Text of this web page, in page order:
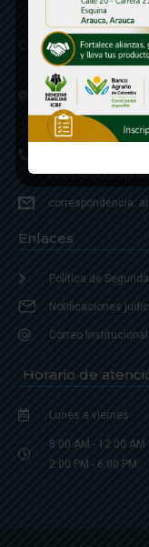
Contáctenos
Calle 20 - Carrera
Código postal
Linea de Servicio a
Linea
correspondencia:
Enlaces
Política de
Notificaciones
Correo Institucional
Horario de
Lunes a viernes
8:00 AM - 12:00 AM
2:00 PM - 6:00 PM.